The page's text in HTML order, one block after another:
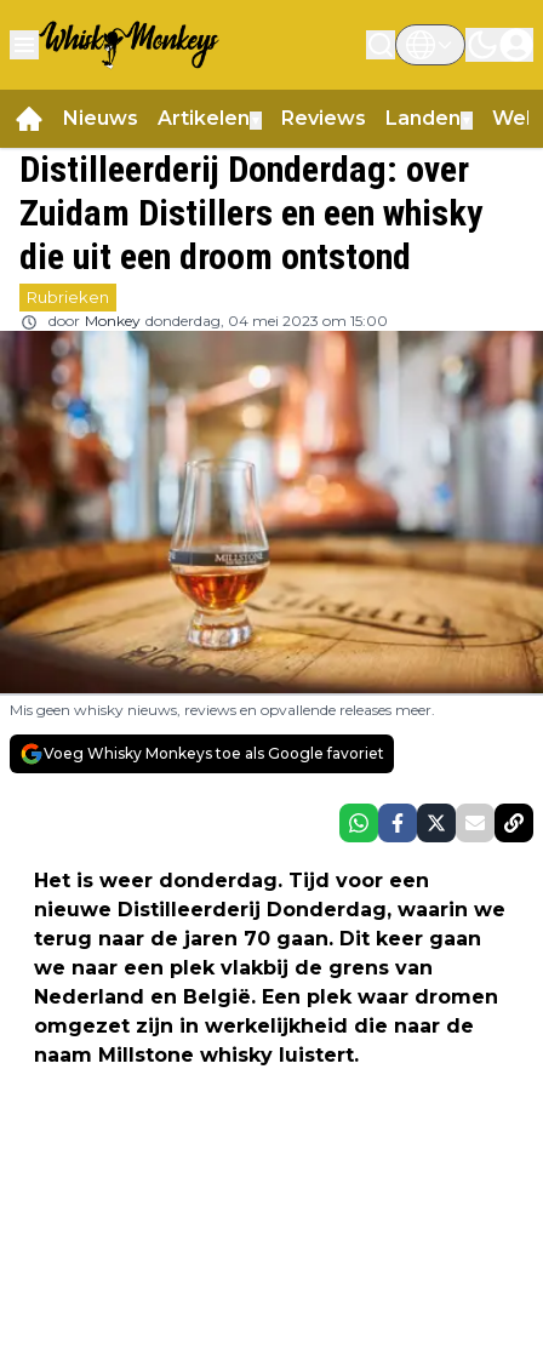
Nieuws Artikelen Reviews Landen
Distilleerderij Donderdag: over
Zuidam Distillers en een whisky
die uit een droom ontstond
Rubrieken
door Monkey donderdag, 04 mei 2023 om 15:00
Mis geen whisky nieuws, reviews en opvallende releases meer.
Voeg Whisky Monkeys toe als Google favoriet
Het is weer donderdag. Tijd voor een
nieuwe Distilleerderij Donderdag, waarin we
terug naar de jaren 70 gaan. Dit keer gaan
we naar een plek vlakbij de grens van
Nederland en België. Een plek waar dromen
omgezet zijn in werkelijkheid die naar de
naam Millstone whisky luistert.